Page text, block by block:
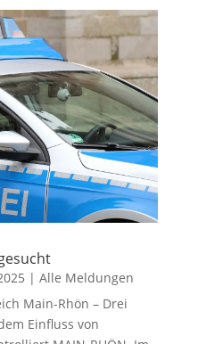
| Alle Meldungen
Main-Rhön – Drei
Einfluss von